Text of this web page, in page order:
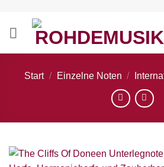
springen
Start / Einzelne Noten /